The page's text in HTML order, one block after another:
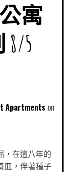
寓
5
Apartments
，在這八年的
皿，伴著種子